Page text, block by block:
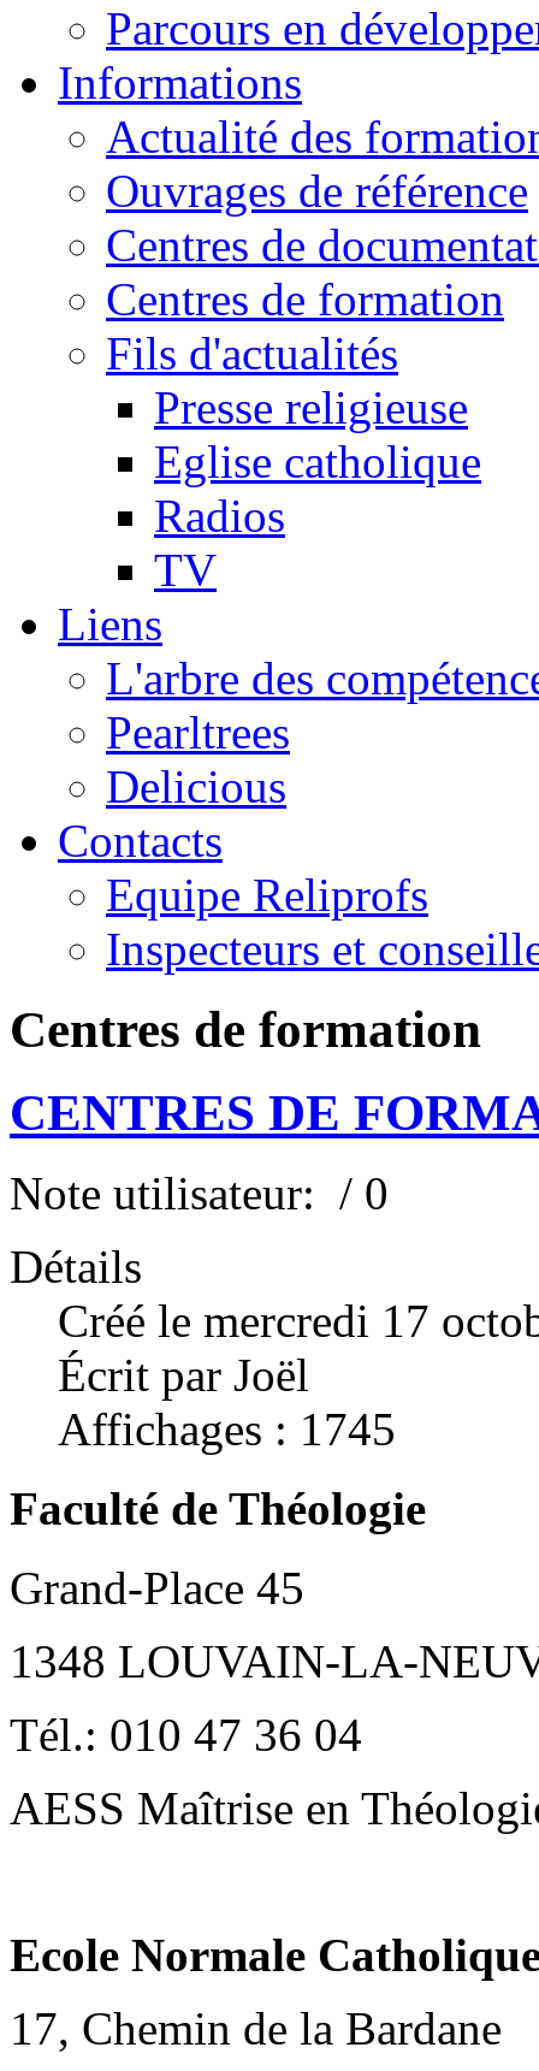
Parcours en
Informations
Actualité des
Ouvrages de référence
Centres de
Centres de formation
Fils d'actualités
Presse religieuse
Eglise catholique
Radios
TV
Liens
L'arbre des
Pearltrees
Delicious
Contacts
Equipe Reliprofs
Inspecteurs et
Centres de formation
CENTRES DE
Note utilisateur: / 0
Détails
Créé le mercredi 17
Écrit par Joël
Affichages : 1745
Faculté de Théologie
Grand-Place 45
1348 LOUVAIN-LA-
Tél.: 010 47 36 04
AESS Maîtrise en
Ecole Normale
17, Chemin de la Bardane